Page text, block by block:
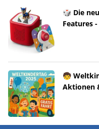
🎲 Die
Features
🧒
Aktionen